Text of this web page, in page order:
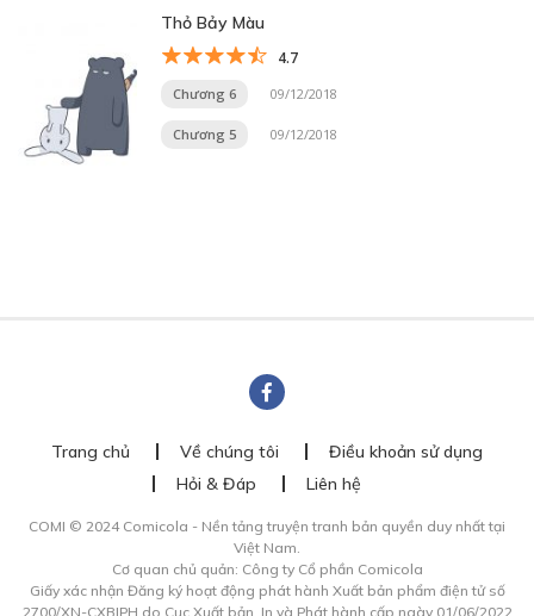
Thỏ Bảy Màu
4.7
Chương 6 09/12/2018
Chương 5 09/12/2018
Trang chủ Về chúng tôi
Điều khoản sử dụng
Hỏi & Đáp
Liên hệ
COMI © 2024 Comicola - Nền tảng truyện tranh bản quyền duy nhất tại
Việt Nam.
Cơ quan chủ quản: Công ty Cổ phần Comicola
Giấy xác nhận Đăng ký hoạt động phát hành Xuất bản phẩm điện tử số
2700/XN-CXBIPH do Cục Xuất bản, In và Phát hành cấp ngày 01/06/2022